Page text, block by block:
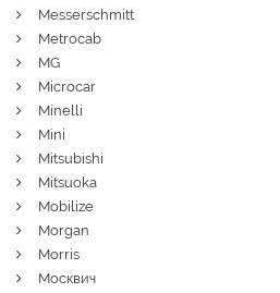
Messerschmitt
Metrocab
MG
Microcar
Minelli
Mini
Mitsubishi
Mitsuoka
Mobilize
Morgan
Morris
Москвич